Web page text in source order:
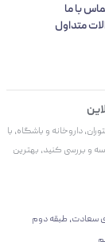
با ما
متداول
داروخانه و باشگاه، با
و بررسی کنید، بهترین